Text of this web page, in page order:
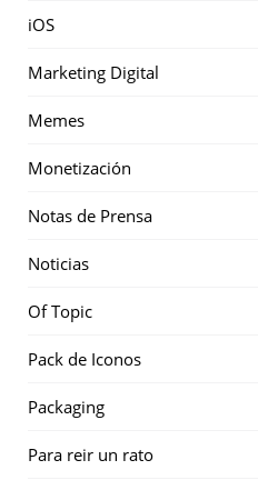
iOS
Marketing Digital
Memes
Monetización
Notas de Prensa
Noticias
Of Topic
Pack de Iconos
Packaging
Para reir un rato